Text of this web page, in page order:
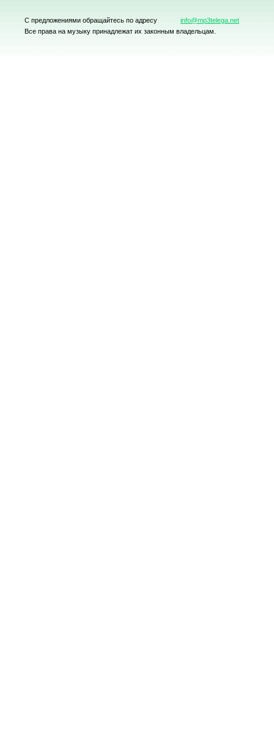
С предложениями обращайтесь по адресу
info@mp3telega.net
Все права на музыку принадлежат их законным владельцам.